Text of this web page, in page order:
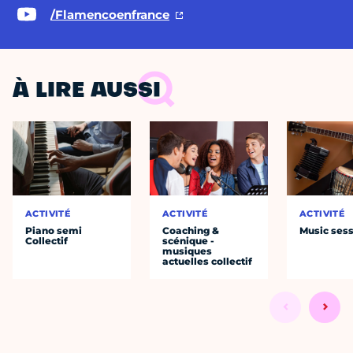
/Flamencoenfrance
À LIRE AUSSI
ACTIVITÉ
Piano semi
Collectif
ACTIVITÉ
Coaching &
scénique -
musiques
actuelles collectif
ACTIVITÉ
Music